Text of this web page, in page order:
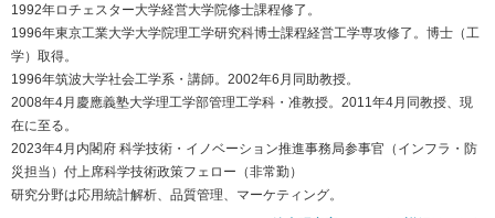
1992年ロチェスター大学経営大学院修士課程修了。
1996年東京工業大学大学院理工学研究科博士課程経営工学専攻修了。博士（工
学）取得。
1996年筑波大学社会工学系・講師。2002年6月同助教授。
2008年4月慶應義塾大学理工学部管理工学科・准教授。2011年4月同教授、現
在に至る。
2023年4月内閣府 科学技術・イノベーション推進事務局参事官（インフラ・防
災担当）付上席科学技術政策フェロー（非常勤）
研究分野は応用統計解析、品質管理、マーケティング。